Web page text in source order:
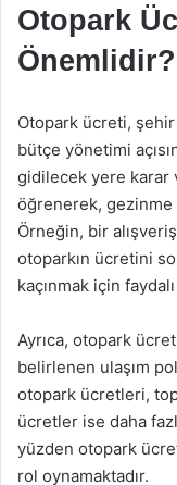
Otopark
Önemlidir?
Otopark ücreti, şehir
bütçe yönetimi
gidilecek yere karar
öğrenerek,
Örneğin, bir
otoparkın ücretini
kaçınmak için
Ayrıca, otopark
belirlenen ulaşım
otopark ücretleri,
ücretler ise daha
yüzden otopark
rol oynamaktadır.